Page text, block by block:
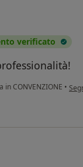
verificato
CONVENZIONE •